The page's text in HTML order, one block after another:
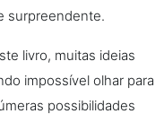
surpreendente.
livro, muitas ideias
impossível olhar para
possibilidades